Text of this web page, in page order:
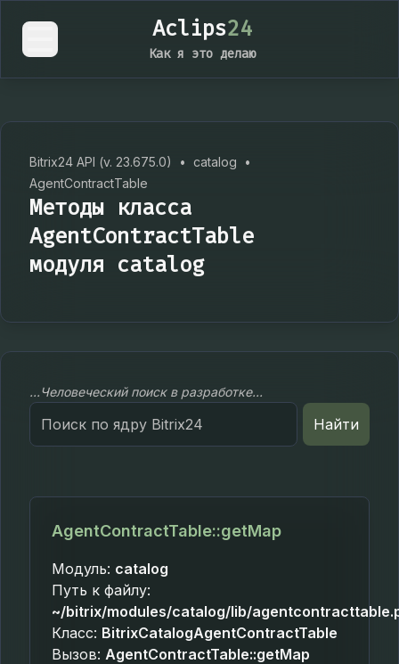
Aclips24
Как я это делаю
Bitrix24 API (v. 23.675.0) • catalog
•
AgentContractTable
Методы класса
AgentContractTable
модуля catalog
...Человеческий поиск в разработке...
Search
for:
Найти
AgentContractTable::getMap
Модуль: catalog
Путь к файлу:
~/bitrix/modules/catalog/lib/
Класс: BitrixCatalogAgentContractTable
Вызов: AgentContractTable::getMap